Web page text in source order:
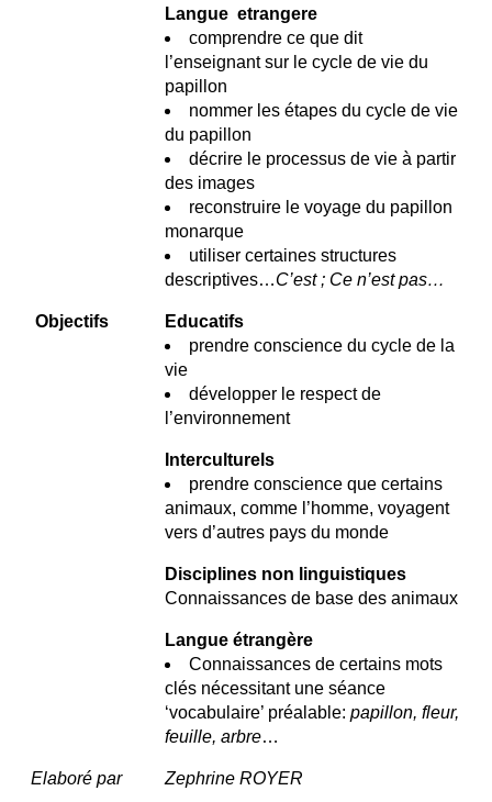
Langue etrangere
comprendre ce que dit
l’enseignant sur le cycle de vie du
papillon
nommer les étapes du cycle de vie
du papillon
décrire le processus de vie à partir
des images
reconstruire le voyage du papillon
monarque
utiliser certaines structures
descriptives…C’est ; Ce n’est pas…
Objectifs
Educatifs
prendre conscience du cycle de la
vie
développer le respect de
l’environnement
Interculturels
prendre conscience que certains
animaux, comme l’homme, voyagent
vers d’autres pays du monde
Disciplines non linguistiques
Connaissances de base des animaux
Langue étrangère
Connaissances de certains mots
clés nécessitant une séance
‘vocabulaire’ préalable: papillon, fleur,
feuille, arbre…
Elaboré par Zephrine ROYER